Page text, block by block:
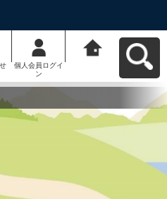
個人会員ログイ
ン
る